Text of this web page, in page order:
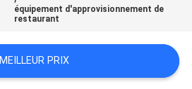
équipement d'approvisionnement de
restaurant
MEILLEUR PRIX